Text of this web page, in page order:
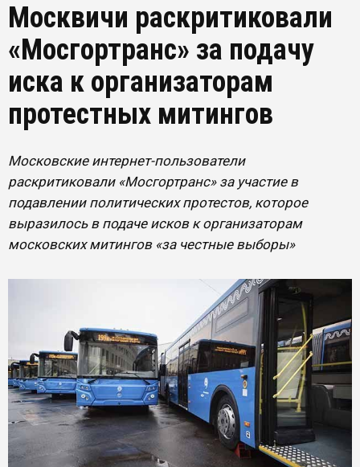
Москвичи раскритиковали
«Мосгортранс» за подачу
иска к организаторам
протестных митингов
Московские интернет-пользователи
раскритиковали «Мосгортранс» за участие в
подавлении политических протестов, которое
выразилось в подаче исков к организаторам
московских митингов «за честные выборы»